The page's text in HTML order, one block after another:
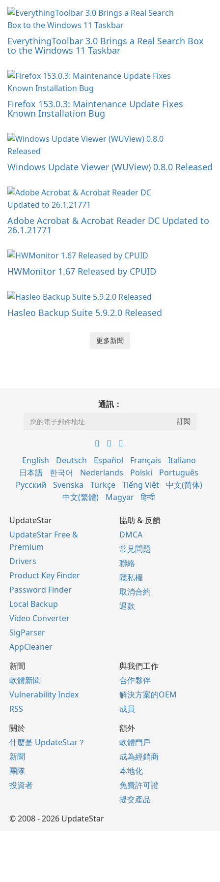
EverythingToolbar 3.0 Brings a Real Search Box
to the Windows 11 Taskbar
Firefox 153.0.3: Maintenance Update Fixes
Known Installation Bug
Windows Update Viewer (WUView) 0.8.0 Released
Adobe Acrobat & Acrobat Reader DC Updated to
26.1.21771
HWMonitor 1.67 Released by CPUID
Hasleo Backup Suite 5.9.2.0 Released
更多新聞
通訊：
English Deutsch Español Français
Italiano
日本語
한국어 Nederlands Polski
Português
Русский
Svenska Türkçe Tiếng Việt
中文(简体)
中文(繁體)
Magyar हिन्दी
UpdateStar
UpdateStar Free &
Premium
Drivers
Product Key Finder
Password Finder
Local Backup
Video Converter
SigParser
AppCleaner
協助 & 反饋
DMCA
常見問題
聯絡
隱私權
取消合約
退款
新聞
軟體新聞
Vulnerability Index
RSS
與我們工作
合作夥伴
解決方案的OEM
成員
關於
什麼是 UpdateStar？
新聞
團隊
投資者
額外
軟體門戶
成為經銷商
本地化
免費許可證
提交產品
© 2008 - 2026 UpdateStar